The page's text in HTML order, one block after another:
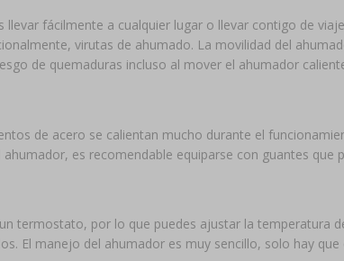
llevar fácilmente a cualquier lugar o llevar contigo de
virutas de ahumado. La movilidad del
de quemaduras incluso al mover el ahumador
de acero se calientan mucho durante el
es recomendable equiparse con guantes que
termostato, por lo que puedes ajustar la temperatura
El manejo del ahumador es muy sencillo, solo hay